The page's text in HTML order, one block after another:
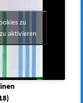
zu
aktivieren